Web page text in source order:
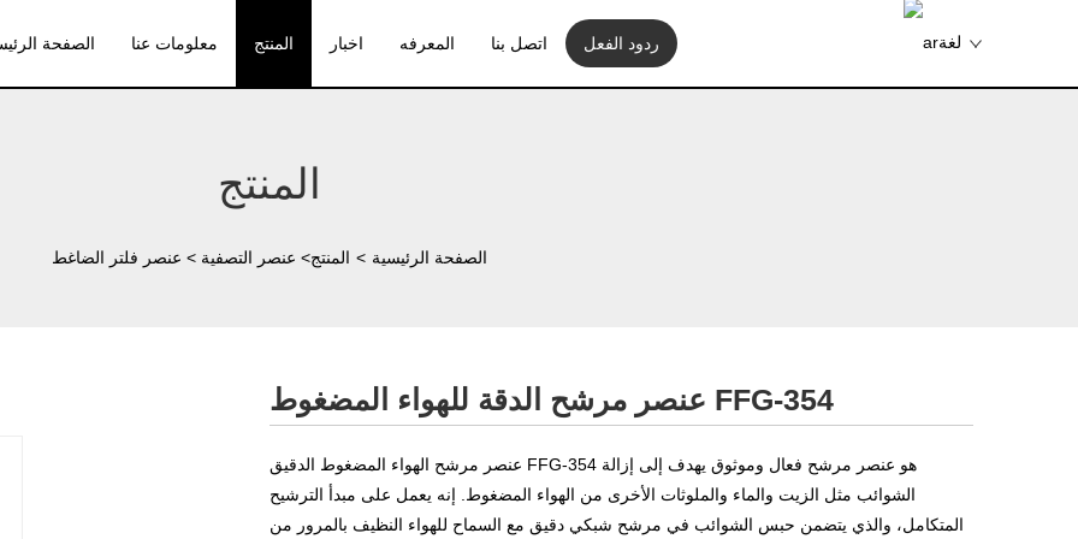
الصفحة معلومات عنا المنتج اخبار المعرفه اتصل بنا ردود الفعل لغة
المنتج
الصفحة الرئيسية > المنتج> عنصر التصفية > عنصر فلتر الضاغط
عنصر مرشح الدقة للهواء المضغوط FFG-354
عنصر مرشح الهواء المضغوط الدقيق FFG-354 هو عنصر مرشح فعال وموثوق يهدف إلى إزالة
الشوائب مثل الزيت والماء والملوثات الأخرى من الهواء المضغوط. إنه يعمل على مبدأ الترشيح
المتكامل، والذي يتضمن حبس الشوائب في مرشح شبكي دقيق مع السماح للهواء النظيف بالمرور من